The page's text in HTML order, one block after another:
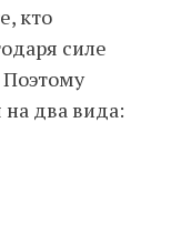
кто
силе
Поэтому
два вида: